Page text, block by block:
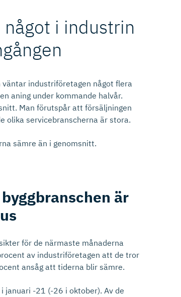
i industrin
industriföretagen något flera
aning under kommande halvår.
Man förutspår att försäljningen
olika servicebranscherna är stora.
sämre än i genomsnitt.
är
för de närmaste månaderna
av industriföretagen att de tror
ansåg att tiderna blir sämre.
januari -21 (-26 i oktober). Av de